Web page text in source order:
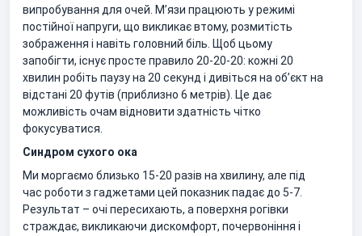
випробування для очей. М’язи працюють у режимі
постійної напруги, що викликає втому, розмитість
зображення і навіть головний біль. Щоб цьому
запобігти, існує просте правило 20-20-20: кожні 20
хвилин робіть паузу на 20 секунд і дивіться на об’єкт на
відстані 20 футів (приблизно 6 метрів). Це дає
можливість очам відновити здатність чітко
фокусуватися.
Синдром сухого ока
Ми моргаємо близько 15-20 разів на хвилину, але під
час роботи з гаджетами цей показник падає до 5-7.
Результат – очі пересихають, а поверхня рогівки
страждає, викликаючи дискомфорт, почервоніння і